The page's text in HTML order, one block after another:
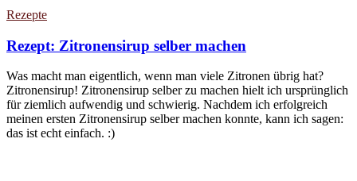
Rezepte
Rezept: Zitronensirup selber machen
Was macht man eigentlich, wenn man viele Zitronen übrig hat?
Zitronensirup! Zitronensirup selber zu machen hielt ich ursprünglich
für ziemlich aufwendig und schwierig. Nachdem ich erfolgreich
meinen ersten Zitronensirup selber machen konnte, kann ich sagen:
das ist echt einfach. :)